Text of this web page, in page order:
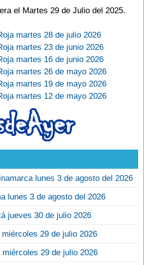
el Martes 29 de Julio del 2025.
martes 28 de julio 2026
martes 23 de junio 2026
martes 16 de junio 2026
martes 26 de mayo 2026
martes 19 de mayo 2026
martes 12 de mayo 2026
lunes 3 de agosto del 2026
lunes 3 de agosto del 2026
jueves 30 de julio 2026
29 de julio 2026
29 de julio 2026